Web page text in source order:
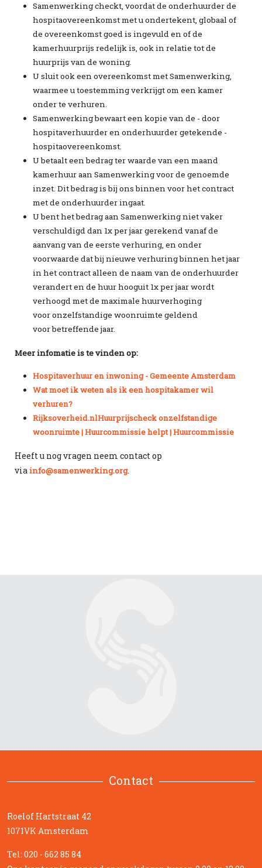
Samenwerking checkt, voordat de onderhuurder de
hospitaovereenkomst met u ondertekent, globaal of
de overeenkomst goed is ingevuld en of de
kamerhuurprijs redelijk is, ook in relatie tot de
huurprijs van de woning.
U sluit ook een overeenkomst met Samenwerking,
waarmee u toestemming verkrijgt om een kamer
onder te verhuren.
Samenwerking bewaart een kopie van de - door
hospitaverhuurder en onderhuurder getekende -
hospitaovereenkomst.
U betaalt een bedrag ter waarde van een maand
kamerhuur aan Samenwerking voor de genoemde
inzet. Dit bedrag is bij ons binnen voor het contract
met de onderhuurder ingaat.
U bent het bedrag aan Samenwerking niet vaker
verschuldigd dan 1x per jaar gerekend vanaf de
aanvang van de eerste verhuring, en onder
voorwaarde dat bij nieuwe verhuring binnen het jaar
in het contract alleen de naam van de onderhuurder
verandert en de huur hooguit 1x per jaar wordt
verhoogd met de maximale huurverhoging
voor onzelfstandige woonruimte geldend
voor betreffende jaar.
Meer infomatie is te vinden op:
Hospitaverhuur en inwoning - Gemeente Amsterdam
Wat moet ik weten als ik een hospitakamer wil
verhuren?
Rijksoverheid.nlHuurprijscheck onzelfstandige
woonruimte | Huurcommissie helpt | Huurcommissie
Heeft u nog vragen neem contact op
viainfo@samenwerking.org.
Contact
Roelof Hartstraat 42
1071VK Amsterdam
Tel: 020 - 662 85 84